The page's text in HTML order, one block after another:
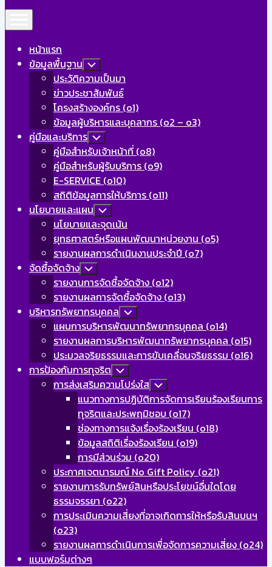
หน้าแรก
ข้อมูลพื้นฐาน Toggle
Child
Menu
ประวัติความเป็นมา
ข่าวประชาสัมพันธ์
โครงสร้างองค์กร (o1)
ข้อมูลผู้บริหารและบุคลากร (o2 – o3)
คู่มือและบริการ Toggle
Child
Menu
คู่มือสำหรับเจ้าหน้าที่ (o8)
คู่มือสำหรับผู้รับบริการ (o9)
E-SERVICE (o10)
สถิติข้อมูลการให้บริการ (o11)
นโยบายและแผน Toggle
Child
Menu
นโยบายและจุดเน้น
ยุทธศาสตร์หรือแผนพัฒนาหน่วยงาน (o5)
รายงานผลการดำเนินงานประจำปี (o7)
จัดซื้อจัดจ้าง Toggle
Child
Menu
รายงานการจัดซื้อจัดจ้าง (o12)
รายงานผลการจัดซื้อจัดจ้าง (o13)
บริหารทรัพยากรบุคคล Toggle
Child
Menu
แผนการบริหารพัฒนาทรัพยากรบุคคล (o14)
รายงานผลการบริหารพัฒนาทรัพยากรบุคคล (o15)
ประมวลจริยธรรมและการขับเคลื่อนจริยธรรม (o16)
การป้องกันการทุจริต Toggle
Child
Menu
การส่งเสริมความโปร่งใส Toggle
Child
Menu
แนวทางการปฏิบัติการจัดการเรียนร้องเรียนการ
ทุจริตและประพฤมิชอบ (o17)
ช่องทางการแจ้งเรื่องร้องเรียน (o18)
ข้อมูลสถิติเรื่องร้องเรียน (o19)
การมีส่วนร่วม (o20)
ประกาศเจตนารมณ์ No Gift Policy (o21)
รายงานการรับทรัพย์สินหรือประโยขน์อื่นใดโดย
ธรรมจรรยา (o22)
การประเมินความเสี่ยงที่อาจเกิดการให้หรือรับสินบนฯ
(o23)
รายงานผลการดำเนินการเพื่อจัดการความเสี่ยง (o24)
แบบฟอร์มต่างๆ